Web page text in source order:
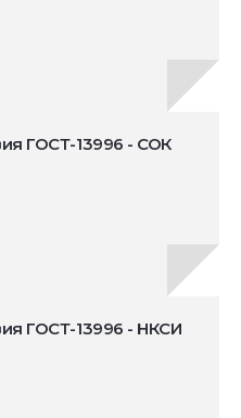
ГОСТ-13996 - СОК
ГОСТ-13996 - НКСИ